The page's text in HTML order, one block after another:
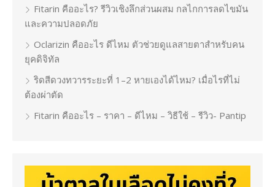
Fitarin คืออะไร? รีวิวเชิงลึกส่วนผสม กลไกการลดไขมัน
และความปลอดภัย
Oclarizin คืออะไร ดีไหม ตัวช่วยดูแลสายตาสำหรับคน
ยุคดิจิทัล
ริดสีดวงทวารระยะที่ 1–2 หายเองได้ไหม? เมื่อไรที่ไม่
ต้องผ่าตัด
Fitarin คืออะไร – ราคา – ดีไหม – วิธีใช้ – รีวิว- Pantip